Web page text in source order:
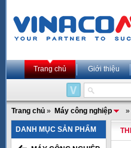
Trang chủ Giới thiệu
Trang chủ » Máy công nghiệp »
DANH MỤC SẢN PHẨM